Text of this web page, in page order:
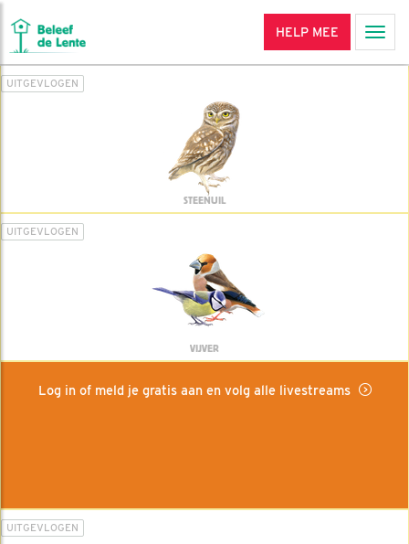
HELP MEE
UITGEVLOGEN
STEENUIL
UITGEVLOGEN
VIJVER
Log in of meld je gratis aan en volg alle livestreams
UITGEVLOGEN